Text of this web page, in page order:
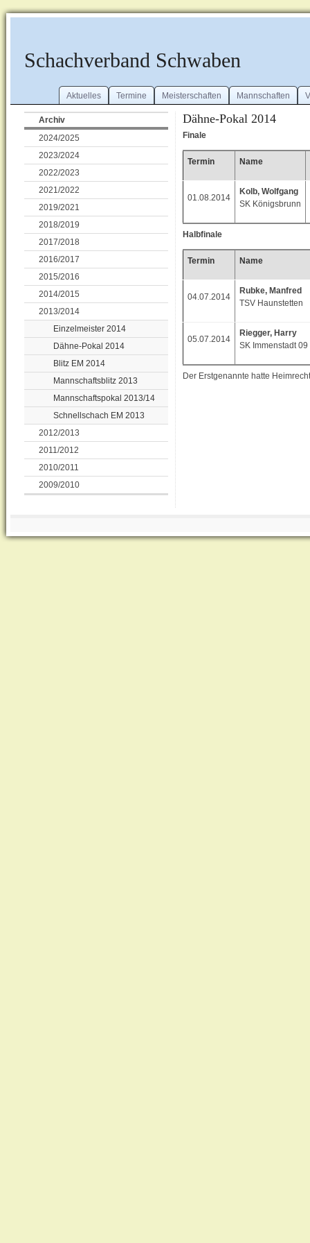
Schachverband Schwaben
Aktuelles Termine Meisterschaften Mannschaften
Archiv
2024/2025
2023/2024
2022/2023
2021/2022
2019/2021
2018/2019
2017/2018
2016/2017
2015/2016
2014/2015
2013/2014
Einzelmeister 2014
Dähne-Pokal 2014
Blitz EM 2014
Mannschaftsblitz 2013
Mannschaftspokal 2013/14
Schnellschach EM 2013
2012/2013
2011/2012
2010/2011
2009/2010
Dähne-Pokal 2014
Finale
Termin Name
01.08.2014
Kolb, Wolfgang
SK Königsbrunn
Halbfinale
Termin Name
04.07.2014
Rubke, Manfred
TSV Haunstetten
05.07.2014
Riegger, Harry
SK Immenstadt 09
Der Erstgenannte hatte